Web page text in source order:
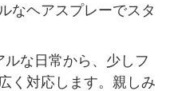
なヘアスプレーでスタ
ルな日常から、少しフ
く対応します。親しみ